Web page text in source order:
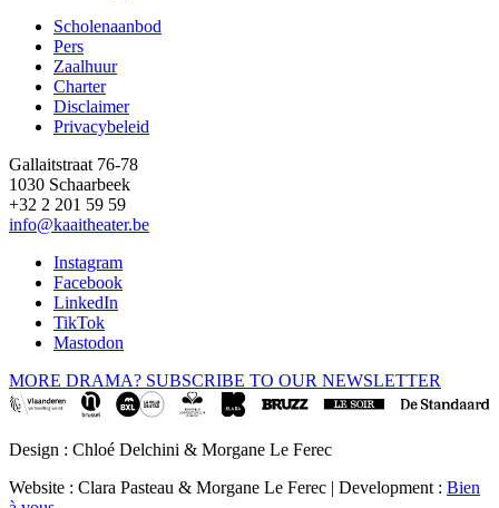
Footer
Scholenaanbod
Pers
Zaalhuur
Charter
Disclaimer
Privacybeleid
Gallaitstraat 76-78
1030 Schaarbeek
+32 2 201 59 59
info@kaaitheater.be
Instagram
Facebook
LinkedIn
TikTok
Mastodon
MORE DRAMA? SUBSCRIBE TO OUR NEWSLETTER
Design : Chloé Delchini & Morgane Le Ferec
Website : Clara Pasteau & Morgane Le Ferec | Development : Bien